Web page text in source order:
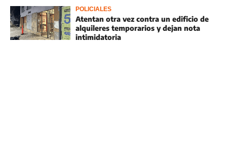
POLICIALES
Atentan otra vez contra un edificio de
alquileres temporarios y dejan nota
intimidatoria